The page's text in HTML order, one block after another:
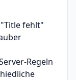
fehlt"
Regeln